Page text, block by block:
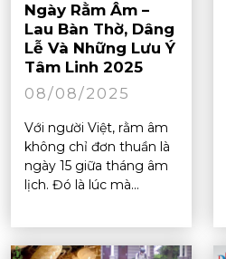
Ngày Rằm Âm –
Lau Bàn Thờ, Dâng
Lễ Và Những Lưu Ý
Tâm Linh 2025
08/08/2025
Với người Việt, rằm âm
không chỉ đơn thuần là
ngày 15 giữa tháng âm
lịch. Đó là lúc mà...